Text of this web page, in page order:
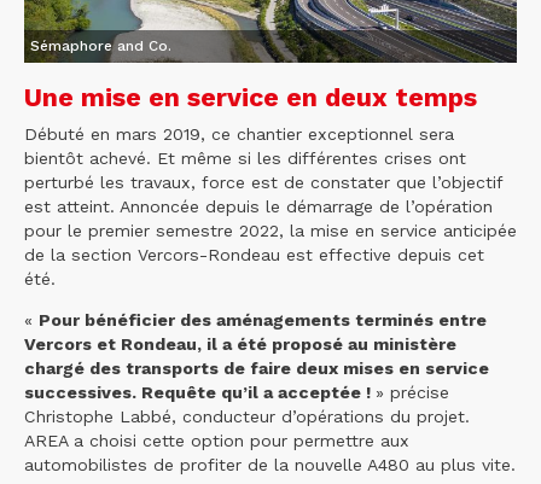
Sémaphore and Co.
Une mise en service en deux temps
Débuté en mars 2019, ce chantier exceptionnel sera
bientôt achevé. Et même si les différentes crises ont
perturbé les travaux, force est de constater que l’objectif
est atteint. Annoncée depuis le démarrage de l’opération
pour le premier semestre 2022, la mise en service anticipée
de la section Vercors-Rondeau est effective depuis cet
été.
« Pour bénéficier des aménagements terminés entre
Vercors et Rondeau, il a été proposé au ministère
chargé des transports de faire deux mises en service
successives. Requête qu’il a acceptée ! » précise
Christophe Labbé, conducteur d’opérations du projet.
AREA a choisi cette option pour permettre aux
automobilistes de profiter de la nouvelle A480 au plus vite.